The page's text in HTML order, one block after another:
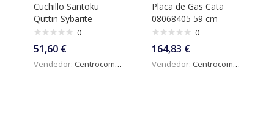
Cuchillo Santoku
Quttin Sybarite
0
51,60 €
Vendedor: Centrocomercialdigital
Placa de Gas Cata
08068405 59 cm
0
164,83 €
Vendedor: Centrocomercialdigital